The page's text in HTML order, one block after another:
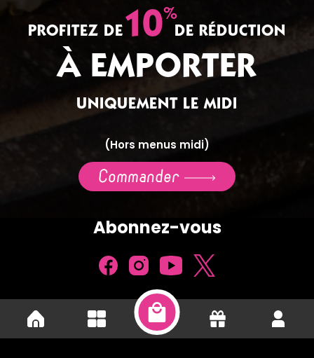
PROFITEZ DE10%
DE RÉDUCTION
À EMPORTER
UNIQUEMENT LE MIDI
(Hors menus midi)
Commander
Abonnez-vous